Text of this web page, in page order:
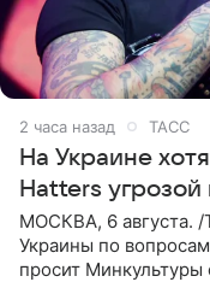
2 часа назад ТАСС
На Украине
Hatters
МОСКВА, 6 августа.
Украины по
просит Минкультуры